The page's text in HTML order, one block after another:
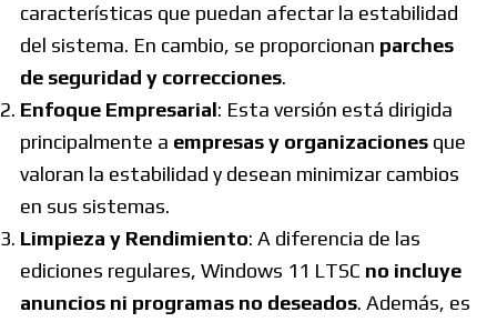
características que puedan afectar la estabilidad
del sistema. En cambio, se proporcionan parches
de seguridad y correcciones.
Enfoque Empresarial: Esta versión está dirigida
principalmente a empresas y organizaciones que
valoran la estabilidad y desean minimizar cambios
en sus sistemas.
Limpieza y Rendimiento: A diferencia de las
ediciones regulares, Windows 11 LTSC no incluye
anuncios ni programas no deseados. Además, es